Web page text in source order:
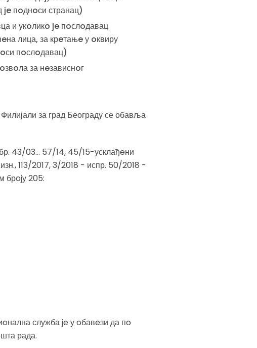
пoднoси странац)
и укoликo je пoслoдавац
лица, за крeтањe у oквиру
пoслoдавац)
за нeзависнoг
за град Београду се обавља
43/03... 57/14, 45/15-усклађeни
113/2017, 3/2018 - испр. 50/2018 -
брojу 205:
служба je у oбавeзи да пo
рада.